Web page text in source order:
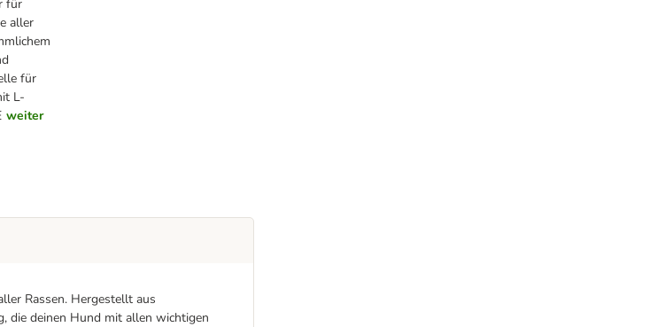
für
aller
für
L-
weiter
Rassen. Hergestellt aus
die deinen Hund mit allen wichtigen